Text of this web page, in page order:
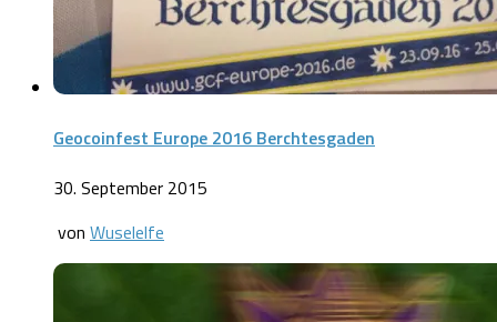
Geocoinfest Europe 2016 Berchtesgaden
30. September 2015
von Wuselelfe